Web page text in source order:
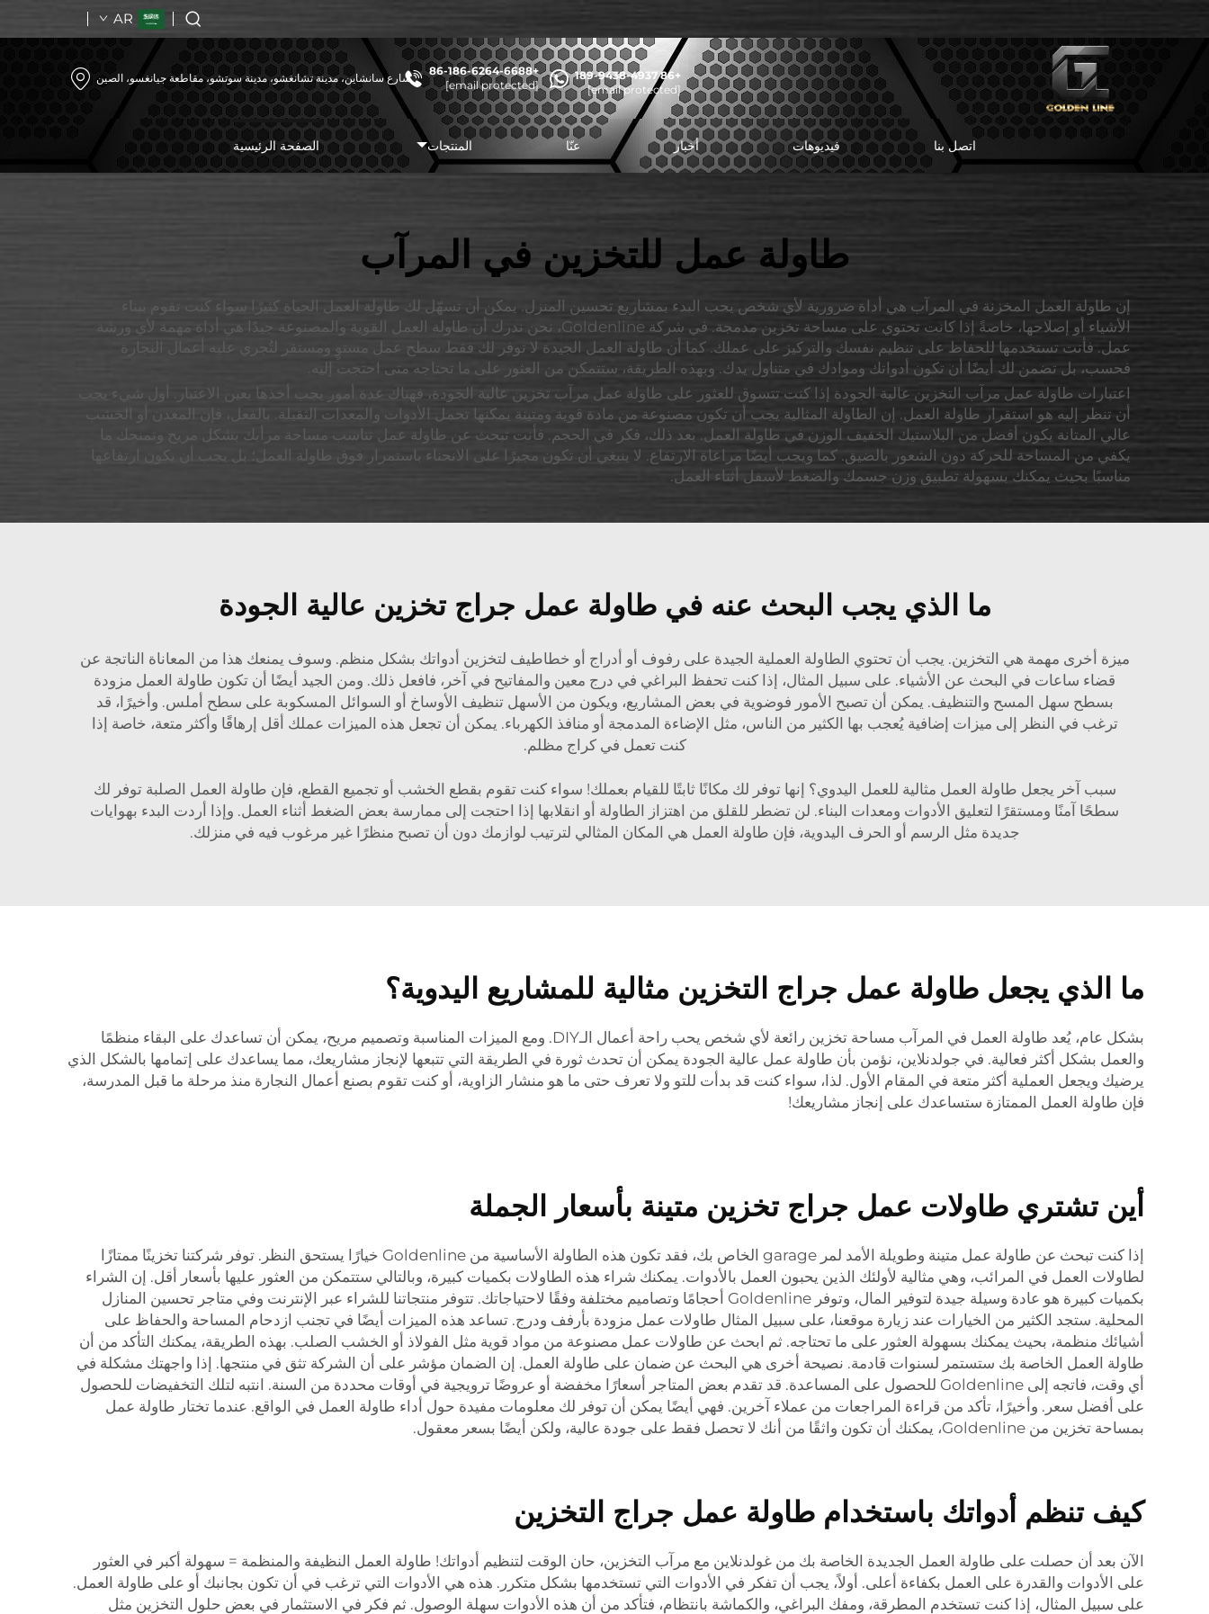
AR
+86 189-9438-4937
[email protected]
+86-186-6264-6688
[email protected]
شارع سانشاين، مدينة تشانغشو، مدينة سوتشو، مقاطعة جيانغسو، الصين
الصفحة الرئيسية المنتجات عنّا أخبار فيديوهات اتصل بنا
طاولة عمل للتخزين في المرآب
إن طاولة العمل المخزنة في المرآب هي أداة ضرورية لأي شخص يحب البدء بمشاريع تحسين المنزل. يمكن أن تسهّل لك طاولة العمل الحياة كثيرًا سواء كنت تقوم ببناء
الأشياء أو إصلاحها، خاصةً إذا كانت تحتوي على مساحة تخزين مدمجة. في شركة Goldenline، نحن ندرك أن طاولة العمل القوية والمصنوعة جيدًا هي أداة مهمة لأي ورشة
عمل. فأنت تستخدمها للحفاظ على تنظيم نفسك والتركيز على عملك. كما أن طاولة العمل الجيدة لا توفر لك فقط سطح عمل مستوٍ ومستقر لتُجري عليه أعمال النجارة
فحسب، بل تضمن لك أيضًا أن تكون أدواتك وموادك في متناول يدك. وبهذه الطريقة، ستتمكن من العثور على ما تحتاجه متى احتجت إليه.
اعتبارات طاولة عمل مرآب التخزين عالية الجودة إذا كنت تتسوق للعثور على طاولة عمل مرآب تخزين عالية الجودة، فهناك عدة أمور يجب أخذها بعين الاعتبار. أول شيء يجب
أن تنظر إليه هو استقرار طاولة العمل. إن الطاولة المثالية يجب أن تكون مصنوعة من مادة قوية ومتينة يمكنها تحمل الأدوات والمعدات الثقيلة. بالفعل، فإن المعدن أو الخشب
عالي المتانة يكون أفضل من البلاستيك الخفيف الوزن في طاولة العمل. بعد ذلك، فكر في الحجم. فأنت تبحث عن طاولة عمل تناسب مساحة مرأبك بشكل مريح وتمنحك ما
يكفي من المساحة للحركة دون الشعور بالضيق. كما ويجب أيضًا مراعاة الارتفاع. لا ينبغي أن تكون مجبرًا على الانحناء باستمرار فوق طاولة العمل؛ بل يجب أن يكون ارتفاعها
مناسبًا بحيث يمكنك بسهولة تطبيق وزن جسمك والضغط لأسفل أثناء العمل.
ما الذي يجب البحث عنه في طاولة عمل جراج تخزين عالية الجودة
ميزة أخرى مهمة هي التخزين. يجب أن تحتوي الطاولة العملية الجيدة على رفوف أو أدراج أو خطاطيف لتخزين أدواتك بشكل منظم. وسوف يمنعك هذا من المعاناة الناتجة عن
قضاء ساعات في البحث عن الأشياء. على سبيل المثال، إذا كنت تحفظ البراغي في درج معين والمفاتيح في آخر، فافعل ذلك. ومن الجيد أيضًا أن تكون طاولة العمل مزودة
بسطح سهل المسح والتنظيف. يمكن أن تصبح الأمور فوضوية في بعض المشاريع، ويكون من الأسهل تنظيف الأوساخ أو السوائل المسكوبة على سطح أملس. وأخيرًا، قد
ترغب في النظر إلى ميزات إضافية يُعجب بها الكثير من الناس، مثل الإضاءة المدمجة أو منافذ الكهرباء. يمكن أن تجعل هذه الميزات عملك أقل إرهاقًا وأكثر متعة، خاصة إذا
كنت تعمل في كراج مظلم.
سبب آخر يجعل طاولة العمل مثالية للعمل اليدوي؟ إنها توفر لك مكانًا ثابتًا للقيام بعملك! سواء كنت تقوم بقطع الخشب أو تجميع القطع، فإن طاولة العمل الصلبة توفر لك
سطحًا آمنًا ومستقرًا لتعليق الأدوات ومعدات البناء. لن تضطر للقلق من اهتزاز الطاولة أو انقلابها إذا احتجت إلى ممارسة بعض الضغط أثناء العمل. وإذا أردت البدء بهوايات
جديدة مثل الرسم أو الحرف اليدوية، فإن طاولة العمل هي المكان المثالي لترتيب لوازمك دون أن تصبح منظرًا غير مرغوب فيه في منزلك.
ما الذي يجعل طاولة عمل جراج التخزين مثالية للمشاريع اليدوية؟
بشكل عام، يُعد طاولة العمل في المرآب مساحة تخزين رائعة لأي شخص يحب راحة أعمال الـDIY. ومع الميزات المناسبة وتصميم مريح، يمكن أن تساعدك على البقاء منظمًا
والعمل بشكل أكثر فعالية. في جولدنلاين، نؤمن بأن طاولة عمل عالية الجودة يمكن أن تحدث ثورة في الطريقة التي تتبعها لإنجاز مشاريعك، مما يساعدك على إتمامها بالشكل الذي
يرضيك ويجعل العملية أكثر متعة في المقام الأول. لذا، سواء كنت قد بدأت للتو ولا تعرف حتى ما هو منشار الزاوية، أو كنت تقوم بصنع أعمال النجارة منذ مرحلة ما قبل المدرسة،
فإن طاولة العمل الممتازة ستساعدك على إنجاز مشاريعك!
أين تشتري طاولات عمل جراج تخزين متينة بأسعار الجملة
إذا كنت تبحث عن طاولة عمل متينة وطويلة الأمد لمر garage الخاص بك، فقد تكون هذه الطاولة الأساسية من Goldenline خيارًا يستحق النظر. توفر شركتنا تخزينًا ممتازًا
لطاولات العمل في المرائب، وهي مثالية لأولئك الذين يحبون العمل بالأدوات. يمكنك شراء هذه الطاولات بكميات كبيرة، وبالتالي ستتمكن من العثور عليها بأسعار أقل. إن الشراء
بكميات كبيرة هو عادة وسيلة جيدة لتوفير المال، وتوفر Goldenline أحجامًا وتصاميم مختلفة وفقًا لاحتياجاتك. تتوفر منتجاتنا للشراء عبر الإنترنت وفي متاجر تحسين المنازل
المحلية. ستجد الكثير من الخيارات عند زيارة موقعنا، على سبيل المثال طاولات عمل مزودة بأرفف ودرج. تساعد هذه الميزات أيضًا في تجنب ازدحام المساحة والحفاظ على
أشيائك منظمة، بحيث يمكنك بسهولة العثور على ما تحتاجه. ثم ابحث عن طاولات عمل مصنوعة من مواد قوية مثل الفولاذ أو الخشب الصلب. بهذه الطريقة، يمكنك التأكد من أن
طاولة العمل الخاصة بك ستستمر لسنوات قادمة. نصيحة أخرى هي البحث عن ضمان على طاولة العمل. إن الضمان مؤشر على أن الشركة تثق في منتجها. إذا واجهتك مشكلة في
أي وقت، فاتجه إلى Goldenline للحصول على المساعدة. قد تقدم بعض المتاجر أسعارًا مخفضة أو عروضًا ترويجية في أوقات محددة من السنة. انتبه لتلك التخفيضات للحصول
على أفضل سعر. وأخيرًا، تأكد من قراءة المراجعات من عملاء آخرين. فهي أيضًا يمكن أن توفر لك معلومات مفيدة حول أداء طاولة العمل في الواقع. عندما تختار طاولة عمل
بمساحة تخزين من Goldenline، يمكنك أن تكون واثقًا من أنك لا تحصل فقط على جودة عالية، ولكن أيضًا بسعر معقول.
كيف تنظم أدواتك باستخدام طاولة عمل جراج التخزين
الآن بعد أن حصلت على طاولة العمل الجديدة الخاصة بك من غولدنلاين مع مرآب التخزين، حان الوقت لتنظيم أدواتك! طاولة العمل النظيفة والمنظمة = سهولة أكبر في العثور
على الأدوات والقدرة على العمل بكفاءة أعلى. أولاً، يجب أن تفكر في الأدوات التي تستخدمها بشكل متكرر. هذه هي الأدوات التي ترغب في أن تكون بجانبك أو على طاولة العمل.
على سبيل المثال، إذا كنت تستخدم المطرقة، ومفك البراغي، والكماشة بانتظام، فتأكد من أن هذه الأدوات سهلة الوصول. ثم فكر في الاستثمار في بعض حلول التخزين مثل